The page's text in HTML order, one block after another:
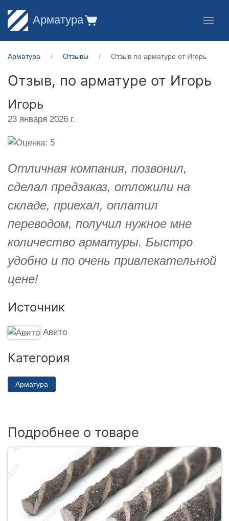
Арматура
Арматура Отзывы Отзыв по арматуре от Игорь
Отзыв, по арматуре от Игорь
Игорь
23 января 2026 г.
Отличная компания, позвонил,
сделал предзаказ, отложили на
складе, приехал, оплатил
переводом, получил нужное мне
количество арматуры. Быстро
удобно и по очень привлекательной
цене!
Источник
Авито
Категория
Арматура
Подробнее о товаре